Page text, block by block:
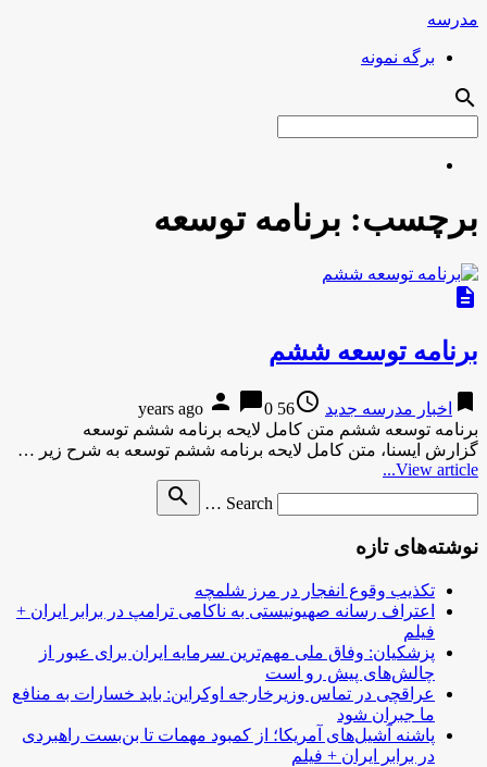
مدرسه
برگه نمونه
search
برچسب: برنامه توسعه
description
برنامه توسعه ششم
bookmark اخبار مدرسه جدید access_time
56 years ago
person chat_bubble0
برنامه توسعه ششم متن کامل لایحه برنامه ششم توسعه
گزارش ایسنا، متن کامل لایحه برنامه ششم توسعه به شرح زیر …
View article...
Search …
search
نوشته‌های تازه
تکذیب وقوع انفجار در مرز شلمچه
اعتراف رسانه صهیونیستی به ناکامی ترامپ در برابر ایران +
فیلم
پزشکیان: وفاق ملی مهم‌ترین سرمایه ایران برای عبور از
چالش‌های پیش رو است
عراقچی در تماس وزیرخارجه اوکراین: باید خسارات به منافع
ما جبران شود
پاشنه آشیل‌های آمریکا؛ از کمبود مهمات تا بن‌بست راهبردی
در برابر ایران + فیلم